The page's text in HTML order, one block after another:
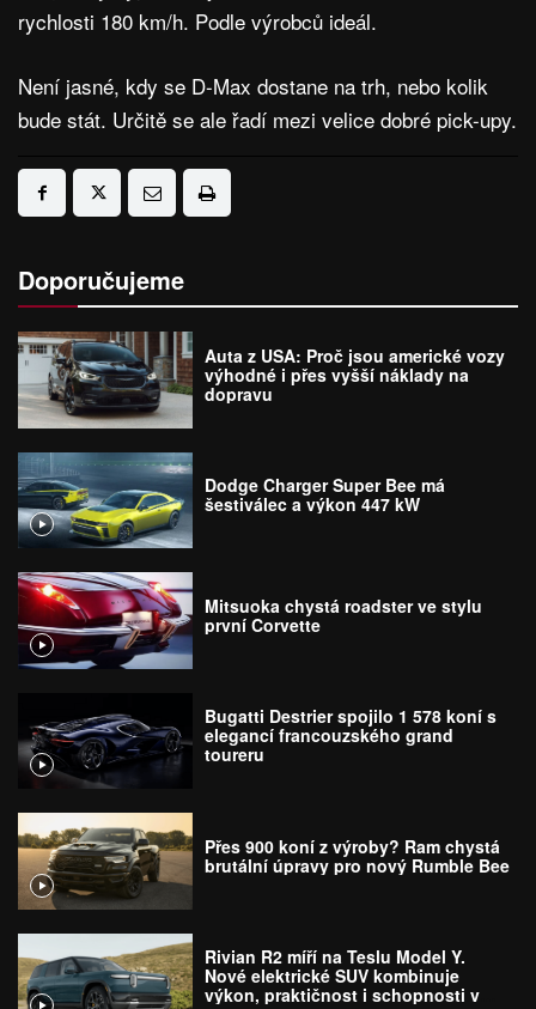
rychlosti 180 km/h. Podle výrobců ideál.
Není jasné, kdy se D-Max dostane na trh, nebo kolik
bude stát. Určitě se ale řadí mezi velice dobré pick-upy.
Doporučujeme
Auta z USA: Proč jsou americké vozy
výhodné i přes vyšší náklady na
dopravu
Dodge Charger Super Bee má
šestiválec a výkon 447 kW
Mitsuoka chystá roadster ve stylu
první Corvette
Bugatti Destrier spojilo 1 578 koní s
elegancí francouzského grand
toureru
Přes 900 koní z výroby? Ram chystá
brutální úpravy pro nový Rumble Bee
Rivian R2 míří na Teslu Model Y.
Nové elektrické SUV kombinuje
výkon, praktičnost i schopnosti v